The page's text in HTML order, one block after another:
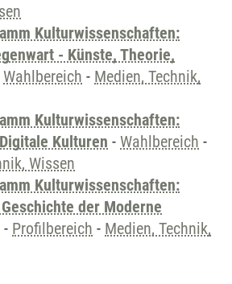
Kulturwissenschaften:
- Künste, Theorie,
Wahlbereich - Medien, Technik,
Kulturwissenschaften:
Kulturen - Wahlbereich -
Wissen
Kulturwissenschaften:
der Moderne
- Profilbereich - Medien, Technik,